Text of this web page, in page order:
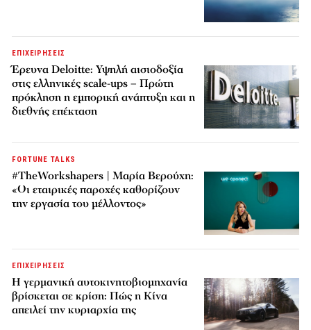
ΕΠΙΧΕΙΡΗΣΕΙΣ
Έρευνα Deloitte: Υψηλή αισιοδοξία
στις ελληνικές scale-ups – Πρώτη
πρόκληση η εμπορική ανάπτυξη και η
διεθνής επέκταση
FORTUNE TALKS
#TheWorkshapers | Μαρία Βερούχη:
«Οι εταιρικές παροχές καθορίζουν
την εργασία του μέλλοντος»
ΕΠΙΧΕΙΡΗΣΕΙΣ
Η γερμανική αυτοκινητοβιομηχανία
βρίσκεται σε κρίση: Πώς η Κίνα
απειλεί την κυριαρχία της